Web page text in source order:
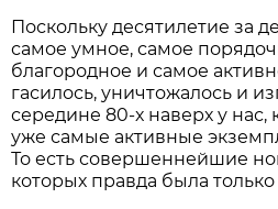
Поскольку десятилетие за
самое умное, самое
благородное и самое
гасилось, уничтожалось и
середине 80-х наверх у
уже самые активные
То есть совершеннейшие
которых правда была